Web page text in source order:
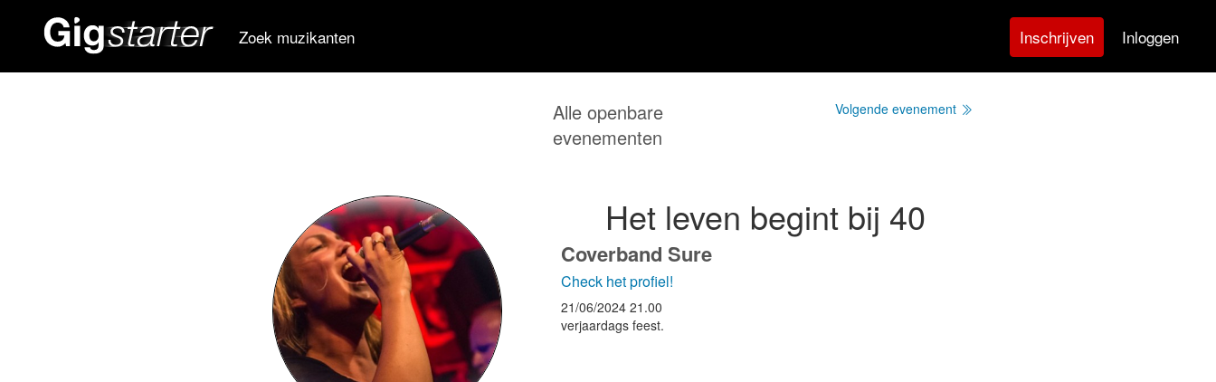
Zoek muzikanten Inschrijven Inloggen
Alle openbare
evenementen
Volgende evenement
Het leven begint bij 40
Coverband Sure
Check het profiel!
21/06/2024 21.00
verjaardags feest.